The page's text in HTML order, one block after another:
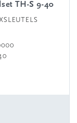
TH-S 9-40